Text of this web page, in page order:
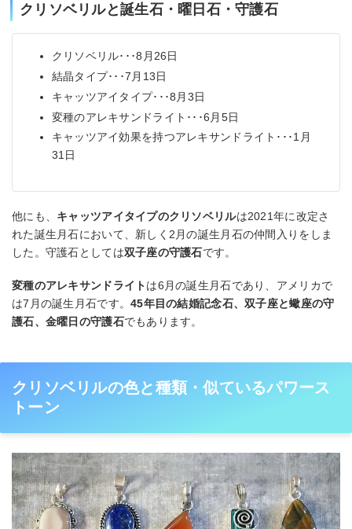
クリソベリルと誕生石・曜日石・守護石
クリソベリル･･･8月26日
結晶タイプ･･･7月13日
キャッツアイタイプ･･･8月3日
変種のアレキサンドライト･･･6月5日
キャッツアイ効果を持つアレキサンドライト･･･1月
31日
他にも、 キャッツアイタイプのクリソベリルは2021年に改定さ
れた誕生月石において、新しく2月の誕生月石の仲間入りをしま
した。守護石としては双子座の守護石です。
変種のアレキサンドライトは6月の誕生月石であり、アメリカで
は7月の誕生月石です。45年目の結婚記念石、双子座と蠍座の守
護石、金曜日の守護石でもあります。
クリソベリルの色と種類・似ているパワース
トーン